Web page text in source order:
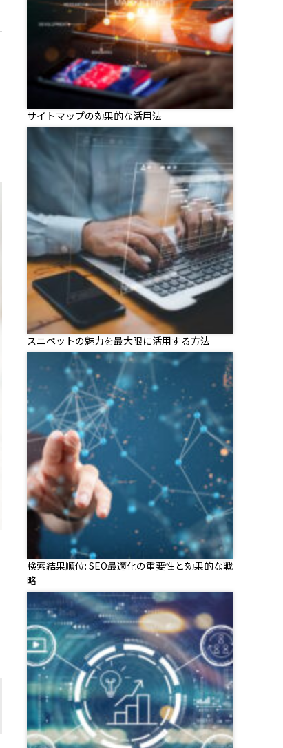
サイトマップの効果的な活用法
スニペットの魅力を最大限に活用する方法
検索結果順位: SEO最適化の重要性と効果的な戦
略